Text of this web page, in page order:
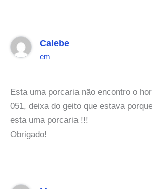
Calebe
em
Esta uma porcaria não encontro o
051, deixa do geito que estava
esta uma porcaria !!!
Obrigado!